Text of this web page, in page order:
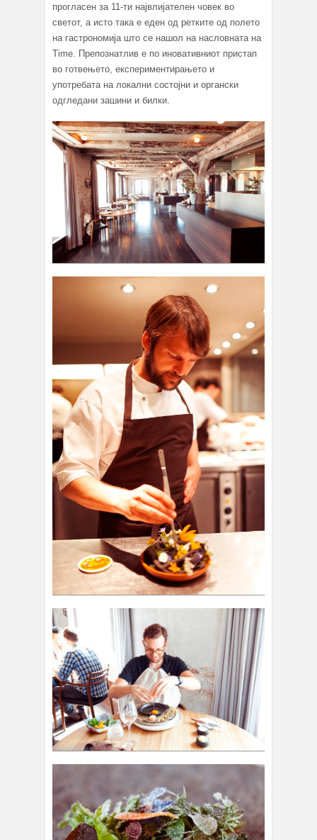
прогласен за 11-ти највлијателен човек во
светот, а исто така е еден од ретките од полето
на гастрономија што се нашол на насловната на
Time. Препознатлив е по иновативниот пристап
во готвењето, експериментирањето и
употребата на локални состојни и органски
одгледани зашини и билки.